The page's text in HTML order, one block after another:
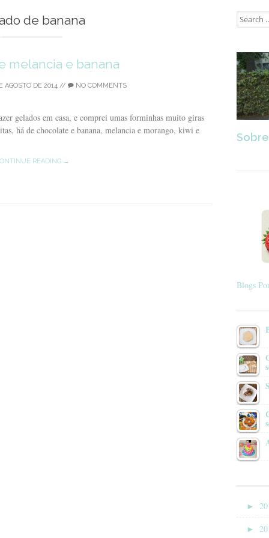
de banana
melancia e banana
AGOSTO DE 2014// NO COMMENTS
gelados em casa, e comprei umas forminhas muito giras
há de chocolate e banana, melancia e morango, kiwi e
READING →
Search
for:
Blogs
►
►